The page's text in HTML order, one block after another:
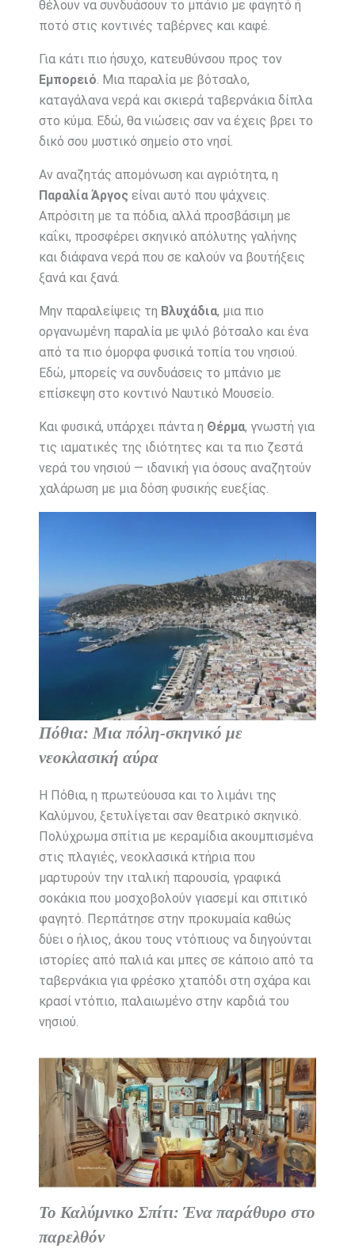
θέλουν να συνδυάσουν το μπάνιο με φαγητό ή
ποτό στις κοντινές ταβέρνες και καφέ.
Για κάτι πιο ήσυχο, κατευθύνσου προς τον
Εμπορειό. Μια παραλία με βότσαλο,
καταγάλανα νερά και σκιερά ταβερνάκια δίπλα
στο κύμα. Εδώ, θα νιώσεις σαν να έχεις βρει το
δικό σου μυστικό σημείο στο νησί.
Αν αναζητάς απομόνωση και αγριότητα, η
Παραλία Άργος είναι αυτό που ψάχνεις.
Απρόσιτη με τα πόδια, αλλά προσβάσιμη με
καΐκι, προσφέρει σκηνικό απόλυτης γαλήνης
και διάφανα νερά που σε καλούν να βουτήξεις
ξανά και ξανά.
Μην παραλείψεις τη Βλυχάδια, μια πιο
οργανωμένη παραλία με ψιλό βότσαλο και ένα
από τα πιο όμορφα φυσικά τοπία του νησιού.
Εδώ, μπορείς να συνδυάσεις το μπάνιο με
επίσκεψη στο κοντινό Ναυτικό Μουσείο.
Και φυσικά, υπάρχει πάντα η Θέρμα, γνωστή για
τις ιαματικές της ιδιότητες και τα πιο ζεστά
νερά του νησιού — ιδανική για όσους αναζητούν
χαλάρωση με μια δόση φυσικής ευεξίας.
Πόθια: Μια πόλη-σκηνικό με
νεοκλασική αύρα
Η Πόθια, η πρωτεύουσα και το λιμάνι της
Καλύμνου, ξετυλίγεται σαν θεατρικό σκηνικό.
Πολύχρωμα σπίτια με κεραμίδια ακουμπισμένα
στις πλαγιές, νεοκλασικά κτήρια που
μαρτυρούν την ιταλική παρουσία, γραφικά
σοκάκια που μοσχοβολούν γιασεμί και σπιτικό
φαγητό. Περπάτησε στην προκυμαία καθώς
δύει ο ήλιος, άκου τους ντόπιους να διηγούνται
ιστορίες από παλιά και μπες σε κάποιο από τα
ταβερνάκια για φρέσκο χταπόδι στη σχάρα και
κρασί ντόπιο, παλαιωμένο στην καρδιά του
νησιού.
Το Καλύμνικο Σπίτι: Ένα παράθυρο στο
παρελθόν